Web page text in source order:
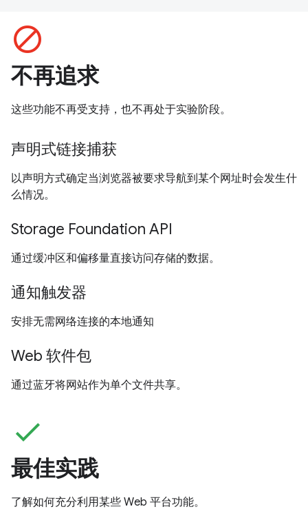
block
不再追求
这些功能不再受支持，也不再处于实验阶段。
声明式链接捕获
以声明方式确定当浏览器被要求导航到某个网址时会发生什
么情况。
Storage Foundation API
通过缓冲区和偏移量直接访问存储的数据。
通知触发器
安排无需网络连接的本地通知
Web 软件包
通过蓝牙将网站作为单个文件共享。
check
最佳实践
了解如何充分利用某些 Web 平台功能。